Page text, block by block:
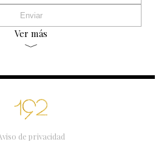
Ver más
de privacidad